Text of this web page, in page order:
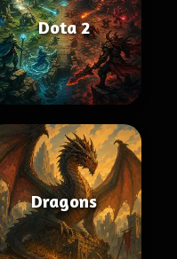
Dota 2
Dragons